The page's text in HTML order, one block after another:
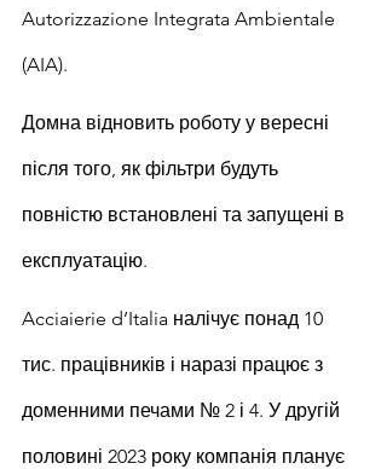
Autorizzazione Integrata Ambientale
(AIA).
Домна відновить роботу у вересні
після того, як фільтри будуть
повністю встановлені та запущені в
експлуатацію.
Acciaierie d’Italia налічує понад 10
тис. працівників і наразі працює з
доменними печами № 2 і 4. У другій
половині 2023 року компанія планує